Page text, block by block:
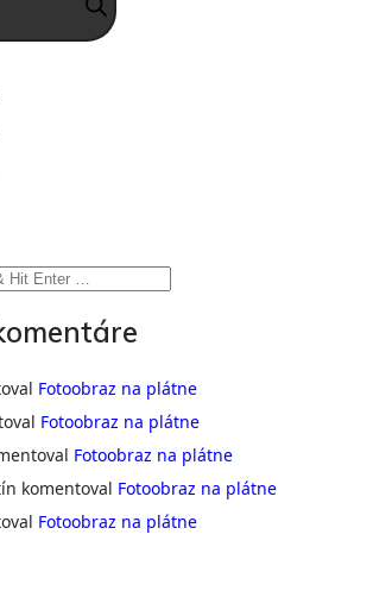
Fotoobraz na plátne
Fotoobraz na plátne
Fotoobraz na plátne
komentoval Fotoobraz na plátne
Fotoobraz na plátne